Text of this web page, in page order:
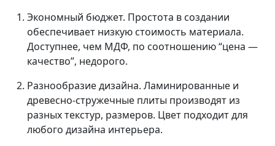
Экономный бюджет. Простота в создании
обеспечивает низкую стоимость материала.
Доступнее, чем МДФ, по соотношению “цена —
качество”, недорого.
Разнообразие дизайна. Ламинированные и
древесно-стружечные плиты производят из
разных текстур, размеров. Цвет подходит для
любого дизайна интерьера.